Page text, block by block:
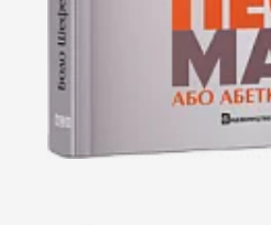
Instagram і
новинами